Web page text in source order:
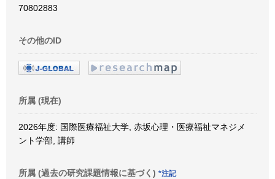
70802883
その他のID
所属 (現在)
2026年度: 国際医療福祉大学, 赤坂心理・医療福祉マネジメ
ント学部, 講師
所属 (過去の研究課題情報に基づく) *注記